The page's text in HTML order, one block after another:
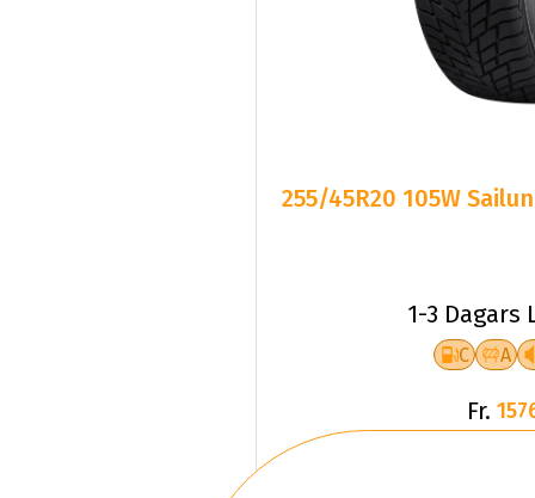
255/45R20 105W
1-3 Dagars
C A
Fr.